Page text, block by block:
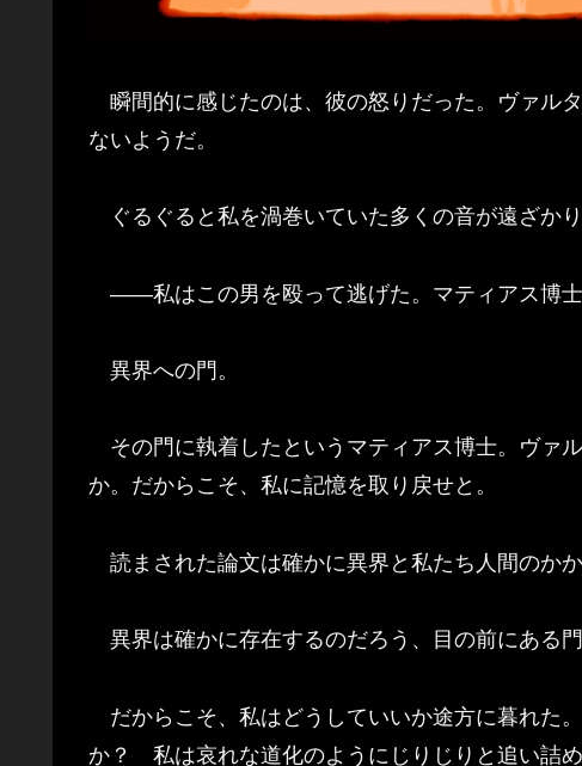
瞬間的に感じたのは、彼の怒りだった。ヴァル
ないようだ。
ぐるぐると私を渦巻いていた多くの音が遠ざか
――私はこの男を殴って逃げた。マティアス博
異界への門。
その門に執着したというマティアス博士。ヴァ
か。だからこそ、私に記憶を取り戻せと。
読まされた論文は確かに異界と私たち人間のか
異界は確かに存在するのだろう、目の前にある
だからこそ、私はどうしていいか途方に暮れた
か？ 私は哀れな道化のようにじりじりと追い詰め